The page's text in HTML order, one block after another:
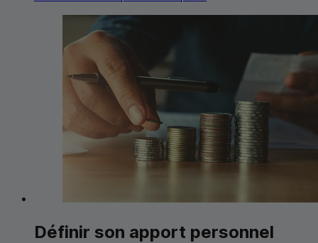
Définir son apport personnel